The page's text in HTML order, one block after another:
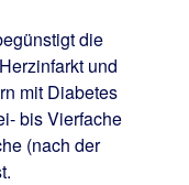
die
und
mit Diabetes
bis Vierfache
(nach der